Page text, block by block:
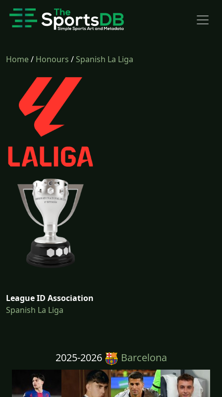
Home/ Honours /Spanish La Liga
League ID Association
Spanish La Liga
2025-2026 Barcelona